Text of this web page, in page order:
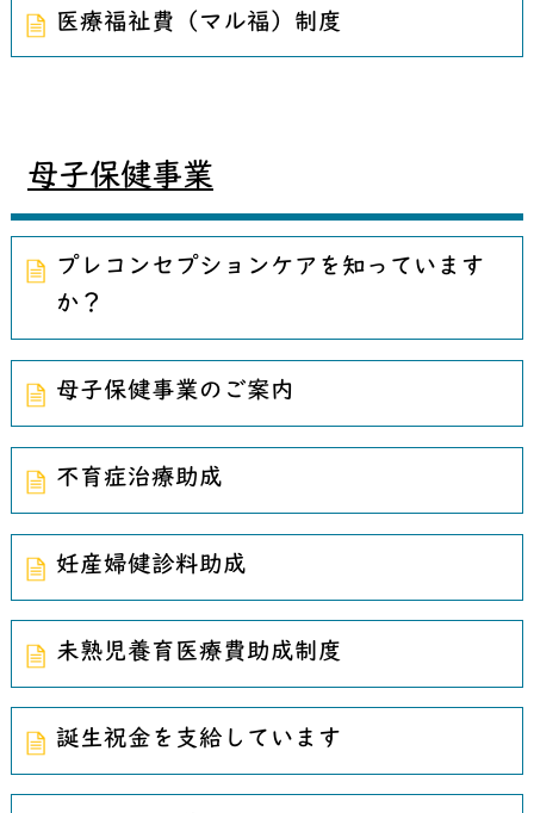
医療福祉費（マル福）制度
母子保健事業
プレコンセプションケアを知っています
か？
母子保健事業のご案内
不育症治療助成
妊産婦健診料助成
未熟児養育医療費助成制度
誕生祝金を支給しています